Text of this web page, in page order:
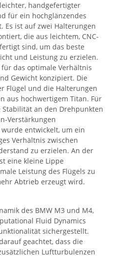
handgefertigter
für ein hochglänzendes
Es ist auf zwei Halterungen
die aus leichtem, CNC-
sind, um das beste
und Leistung zu erzielen.
das optimale Verhältnis
Gewicht konzipiert. Die
Flügel und die Halterungen
aus hochwertigem Titan. Für
an den Drehpunkten
Verstärkungen
entwickelt, um ein
Verhältnis zwischen
zu erzielen. An der
eine kleine Lippe
Leistung des Flügels zu
Abtrieb erzeugt wird.
des BMW M3 und M4,
Fluid Dynamics
sichergestellt.
geachtet, dass die
Luftturbulenzen